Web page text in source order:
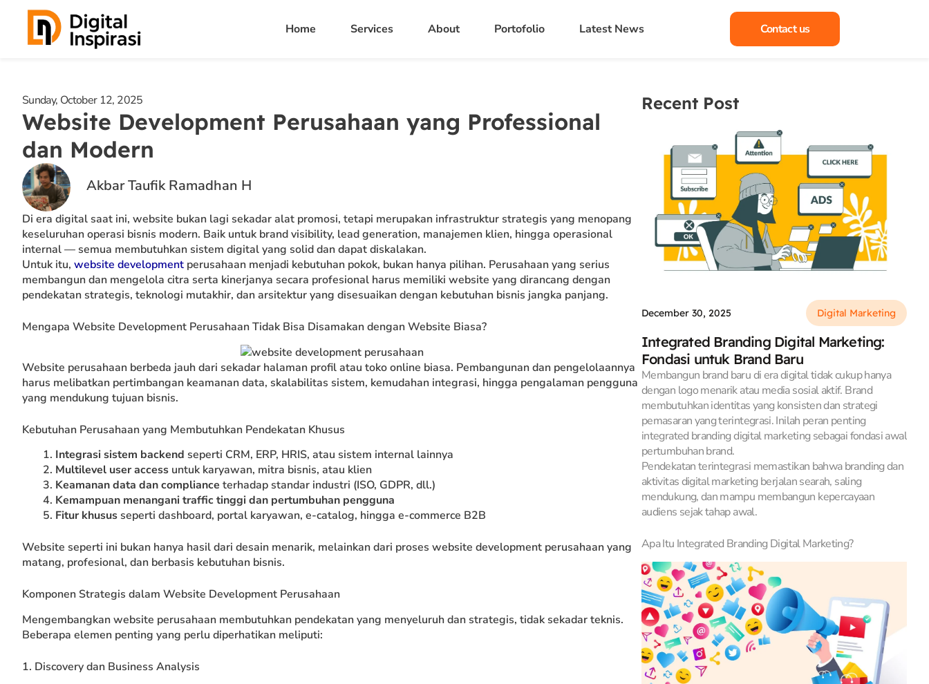
content
Home Services About Portofolio Latest News Contact us
Sunday, October 12, 2025
Website Development Perusahaan yang Professional
dan Modern
Akbar Taufik Ramadhan H
Di era digital saat ini, website bukan lagi sekadar alat promosi, tetapi merupakan infrastruktur strategis yang menopang
keseluruhan operasi bisnis modern. Baik untuk brand visibility, lead generation, manajemen klien, hingga operasional
internal — semua membutuhkan sistem digital yang solid dan dapat diskalakan.
Untuk itu, website development perusahaan menjadi kebutuhan pokok, bukan hanya pilihan. Perusahaan yang serius
membangun dan mengelola citra serta kinerjanya secara profesional harus memiliki website yang dirancang dengan
pendekatan strategis, teknologi mutakhir, dan arsitektur yang disesuaikan dengan kebutuhan bisnis jangka panjang.
Mengapa Website Development Perusahaan Tidak Bisa Disamakan dengan Website Biasa?
Website perusahaan berbeda jauh dari sekadar halaman profil atau toko online biasa. Pembangunan dan pengelolaannya
harus melibatkan pertimbangan keamanan data, skalabilitas sistem, kemudahan integrasi, hingga pengalaman pengguna
yang mendukung tujuan bisnis.
Kebutuhan Perusahaan yang Membutuhkan Pendekatan Khusus
Integrasi sistem backend seperti CRM, ERP, HRIS, atau sistem internal lainnya
Multilevel user access untuk karyawan, mitra bisnis, atau klien
Keamanan data dan compliance terhadap standar industri (ISO, GDPR, dll.)
Kemampuan menangani traffic tinggi dan pertumbuhan pengguna
Fitur khusus seperti dashboard, portal karyawan, e-catalog, hingga e-commerce B2B
Website seperti ini bukan hanya hasil dari desain menarik, melainkan dari proses website development perusahaan yang
matang, profesional, dan berbasis kebutuhan bisnis.
Komponen Strategis dalam Website Development Perusahaan
Mengembangkan website perusahaan membutuhkan pendekatan yang menyeluruh dan strategis, tidak sekadar teknis.
Beberapa elemen penting yang perlu diperhatikan meliputi:
1. Discovery dan Business Analysis
Recent Post
December 30, 2025 Digital Marketing
Integrated Branding Digital Marketing:
Fondasi untuk Brand Baru
Membangun brand baru di era digital tidak cukup hanya
dengan logo menarik atau media sosial aktif. Brand
membutuhkan identitas yang konsisten dan strategi
pemasaran yang terintegrasi. Inilah peran penting
integrated branding digital marketing sebagai fondasi awal
pertumbuhan brand.
Pendekatan terintegrasi memastikan bahwa branding dan
aktivitas digital marketing berjalan searah, saling
mendukung, dan mampu membangun kepercayaan
audiens sejak tahap awal.
Apa Itu Integrated Branding Digital Marketing?